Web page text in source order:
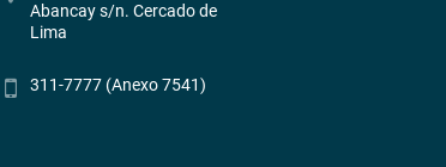
Abancay s/n. Cercado de
Lima
311-7777 (Anexo 7541)